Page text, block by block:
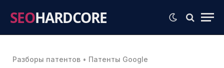
SEOHARDCORE
Разборы патентов • Патенты Google